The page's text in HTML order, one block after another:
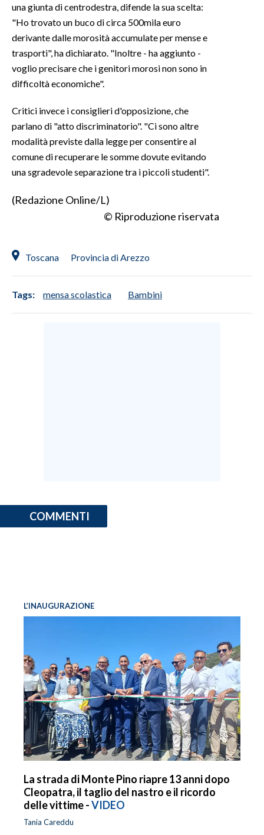
3 MINUTI CON
INSULARITÀ
INFO AZIENDE
ABBONATI
NECROLOGI
PUBBLICITÀ
SPIAGGE
STORE
una giunta di centrodestra, difende la sua scelta:
"Ho trovato un buco di circa 500mila euro
derivante dalle morosità accumulate per mense e
trasporti", ha dichiarato. "Inoltre - ha aggiunto -
voglio precisare che i genitori morosi non sono in
difficoltà economiche".
Critici invece i consiglieri d'opposizione, che
parlano di "atto discriminatorio". "Ci sono altre
modalità previste dalla legge per consentire al
comune di recuperare le somme dovute evitando
una sgradevole separazione tra i piccoli studenti".
(Redazione Online/L)
© Riproduzione riservata
Toscana Provincia di Arezzo
Tags: mensa scolastica Bambini
COMMENTI
L’INAUGURAZIONE
La strada di Monte Pino riapre 13 anni dopo
Cleopatra, il taglio del nastro e il ricordo
delle vittime -VIDEO
Tania Careddu